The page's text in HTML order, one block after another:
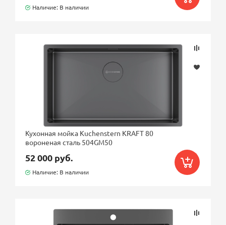
Наличие: В наличии
Кухонная мойка Kuchenstern KRAFT 80
вороненая сталь 504GM50
52 000 руб.
Наличие: В наличии